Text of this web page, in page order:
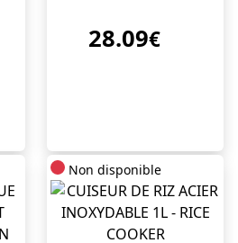
28.09€
Non disponible